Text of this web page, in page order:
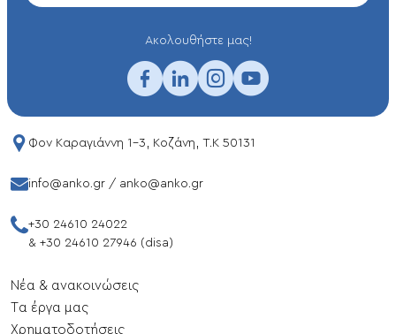
Aκολουθήστε μας!
Φον Καραγιάννη 1-3, Κοζάνη, T.K 50131
info@anko.gr / anko@anko.gr
+30 24610 24022
& +30 24610 27946 (disa)
Νέα & ανακοινώσεις
Tα έργα μας
Xρηματοδοτήσεις